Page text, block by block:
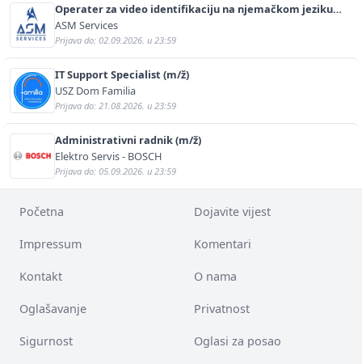
Operater za video identifikaciju na njemačkom jeziku
(m/ž)
ASM Services
Prijava do: 02.09.2026. u 23:59
IT Support Specialist (m/ž)
USZ Dom Familia
Prijava do: 21.08.2026. u 23:59
Administrativni radnik (m/ž)
Elektro Servis - BOSCH
Prijava do: 05.09.2026. u 23:59
Početna Dojavite vijest
Impressum Komentari
Kontakt O nama
Oglašavanje Privatnost
Sigurnost Oglasi za posao